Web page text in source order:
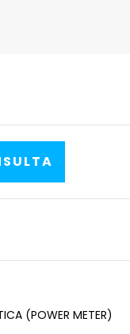
(POWER METER)